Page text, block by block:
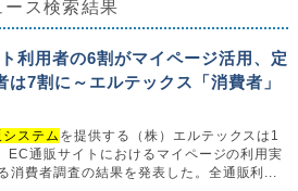
ス検索結果
利用者の6割がマイページ活用、定
は7割に～エルテックス「消費者」
システム を提供する（株）エルテックスは1
EC通販サイトにおけるマイページの利用実
消費者調査の結果を発表した。全通販利...